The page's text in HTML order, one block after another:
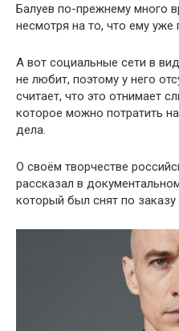
Балуев по-прежнему много
несмотря на то, что ему уже
А вот социальные сети в
не любит, поэтому у него
считает, что это отнимает
которое можно потратить
дела.
О своём творчестве
рассказал в
который был снят по заказу